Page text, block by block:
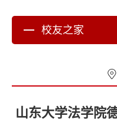
校友之家
山东大学法学院